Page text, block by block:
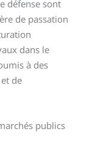
défense sont
de passation
dans le
à des
de
publics